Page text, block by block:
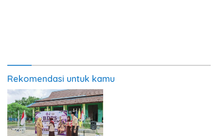
Rekomendasi untuk kamu